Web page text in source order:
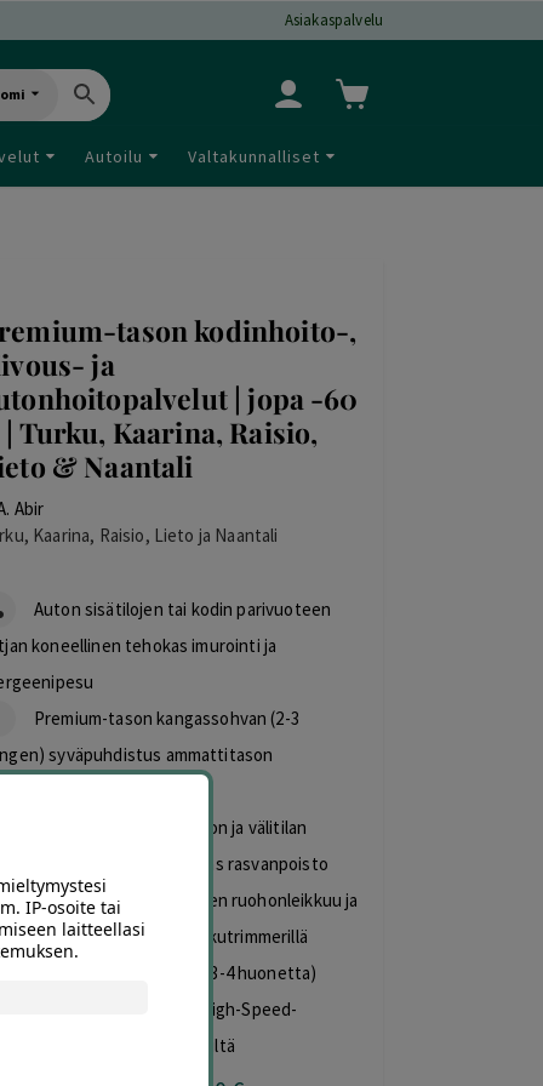
Asiakaspalvelu
Autoilu Valtakunnalliset
tason kodinhoito-,
ja
| jopa -60
| Turku, Kaarina, Raisio,
& Naantali
Abir
Kaarina, Raisio, Lieto ja Naantali
Auton sisätilojen tai kodin parivuoteen
koneellinen tehokas imurointi ja
Premium-tason kangassohvan (2-3
syväpuhdistus ammattitason
Keittiön uunin, liesitason ja välitilan
ja tehokas rasvanpoisto
Pienen pihan koneellinen ruohonleikkuu ja
tarkka viimeistely akkutrimmerillä
Keskisuuren asunnon (3-4 huonetta)
ja puitteiden High-Speed-
kahden hengen tiimiltä
IP-osoite tai
laitteellasi